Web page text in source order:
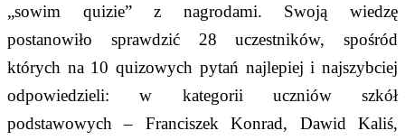
„sowim quizie” z nagrodami. Swoją wiedzę
postanowiło sprawdzić 28 uczestników, spośród
których na 10 quizowych pytań najlepiej i najszybciej
odpowiedzieli: w kategorii uczniów szkół
podstawowych – Franciszek Konrad, Dawid Kaliś,